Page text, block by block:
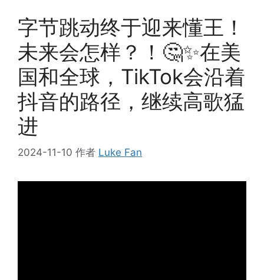
字节跳动终于迎来懂王！
未来会怎样？！🤔✨在美
国和全球，TikTok会沿着
抖音的路径，继续高歌猛
进
2024-11-10 作者 Luke Fan